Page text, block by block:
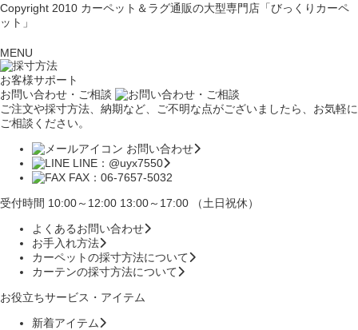
Copyright 2010 カーペット＆ラグ通販の大型専門店「びっくりカーペ
ット」
MENU
お客様サポート
お問い合わせ・ご相談
ご注文や採寸方法、納期など、ご不明な点がございましたら、お気軽に
ご相談ください。
お問い合わせ
LINE：@uyx7550
FAX：06-7657-5032
受付時間 10:00～12:00 13:00～17:00 （土日祝休）
よくあるお問い合わせ
お手入れ方法
カーペットの採寸方法について
カーテンの採寸方法について
お役立ちサービス・アイテム
新着アイテム